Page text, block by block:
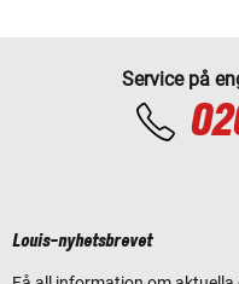
Service på
Louis-nyhetsbrevet